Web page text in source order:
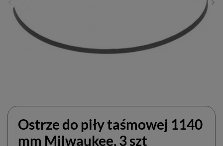
Ostrze do piły taśmowej 1140
mm Milwaukee, 3 szt